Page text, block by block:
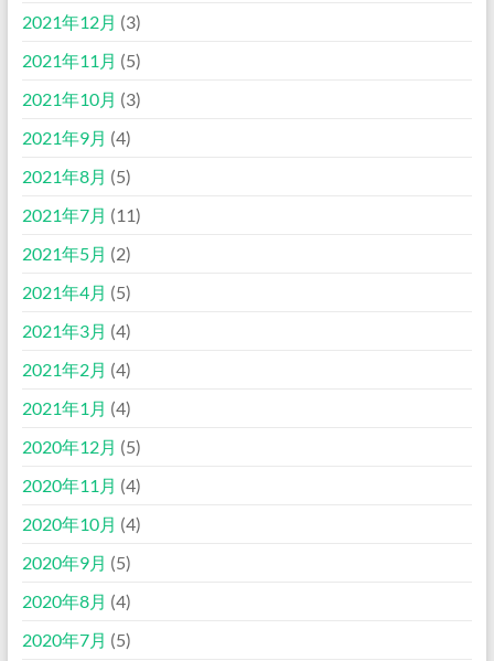
2021年12月 (3)
2021年11月 (5)
2021年10月 (3)
2021年9月 (4)
2021年8月 (5)
2021年7月 (11)
2021年5月 (2)
2021年4月 (5)
2021年3月 (4)
2021年2月 (4)
2021年1月 (4)
2020年12月 (5)
2020年11月 (4)
2020年10月 (4)
2020年9月 (5)
2020年8月 (4)
2020年7月 (5)